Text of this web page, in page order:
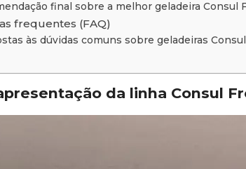
final sobre a melhor geladeira Consul
frequentes (FAQ)
às dúvidas comuns sobre geladeiras
da linha Consul